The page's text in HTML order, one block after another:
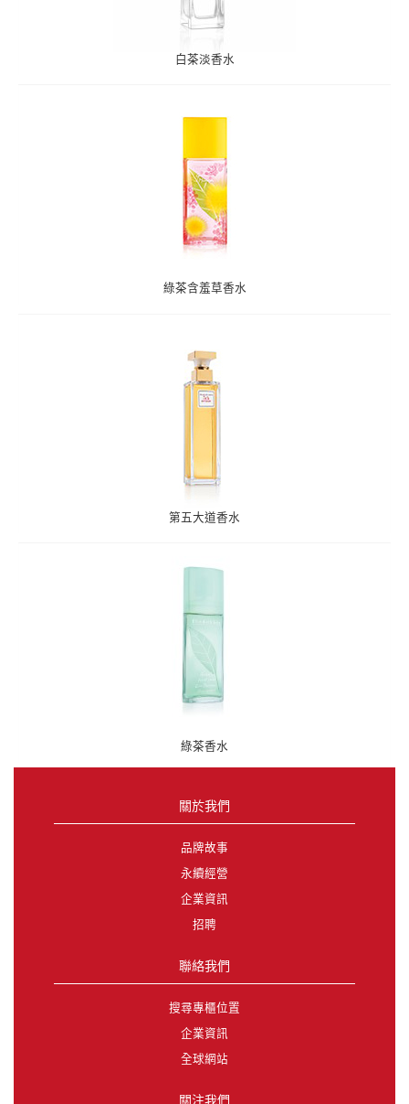
白茶淡香水
綠茶含羞草香水
第五大道香水
綠茶香水
關於我們
品牌故事
永續經營
企業資訊
招聘
聯絡我們
搜尋專櫃位置
企業資訊
全球網站
關注我們